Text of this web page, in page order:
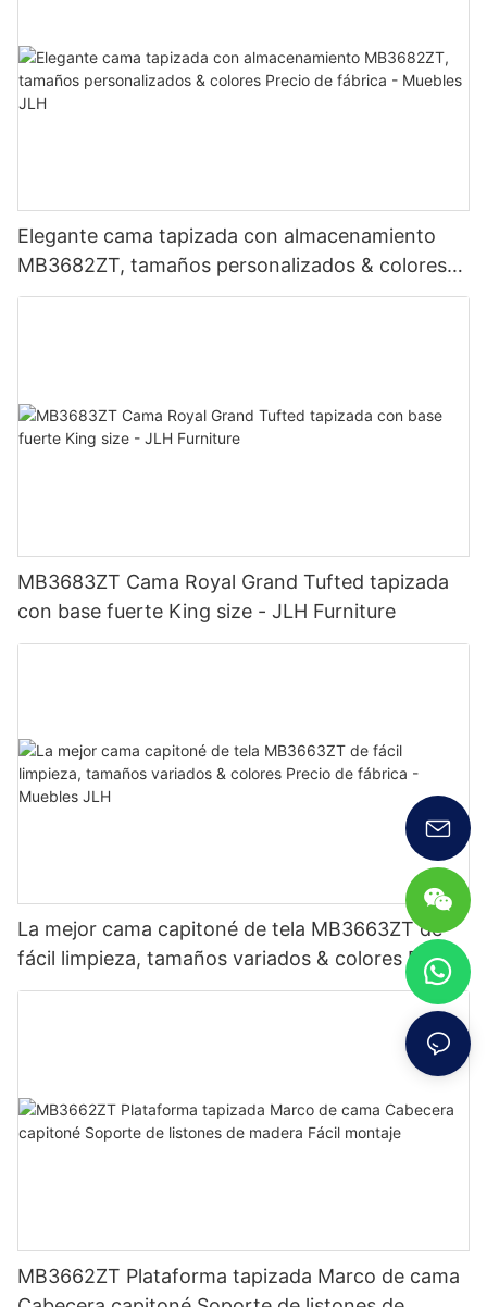
Elegante cama tapizada con almacenamiento
MB3682ZT, tamaños personalizados & colores
Precio de fábrica - Muebles JLH
MB3683ZT Cama Royal Grand Tufted tapizada
con base fuerte King size - JLH Furniture
La mejor cama capitoné de tela MB3663ZT de
fácil limpieza, tamaños variados & colores Precio
de fábrica - Muebles JLH
MB3662ZT Plataforma tapizada Marco de cama